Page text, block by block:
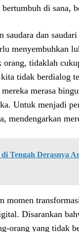
di sana,
dan
menyembuhkan
tidaklah
tidak berdialog
merasa
Untuk menjadi
mendengarkan
Tengah Derasnya
momen
Disarankan
orang yang tidak